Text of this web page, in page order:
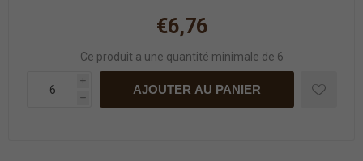
€6,76
Ce produit a une quantité minimale de 6
i
h
AJOUTER AU PANIER